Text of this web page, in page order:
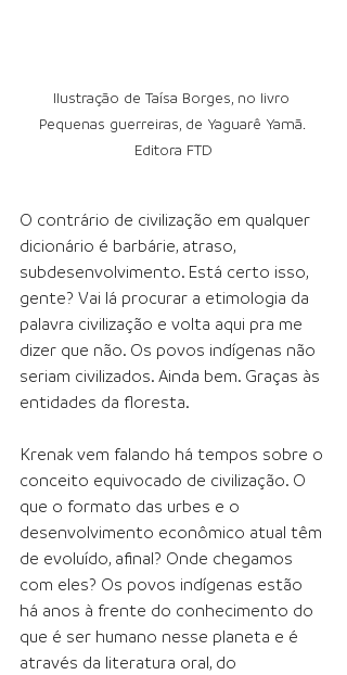
Ilustração de Taísa Borges, no livro
Pequenas guerreiras, de Yaguarê Yamã.
Editora FTD
O contrário de civilização em qualquer
dicionário é barbárie, atraso,
subdesenvolvimento. Está certo isso,
gente? Vai lá procurar a etimologia da
palavra civilização e volta aqui pra me
dizer que não. Os povos indígenas não
seriam civilizados. Ainda bem. Graças às
entidades da floresta.
Krenak vem falando há tempos sobre o
conceito equivocado de civilização. O
que o formato das urbes e o
desenvolvimento econômico atual têm
de evoluído, afinal? Onde chegamos
com eles? Os povos indígenas estão
há anos à frente do conhecimento do
que é ser humano nesse planeta e é
através da literatura oral, do